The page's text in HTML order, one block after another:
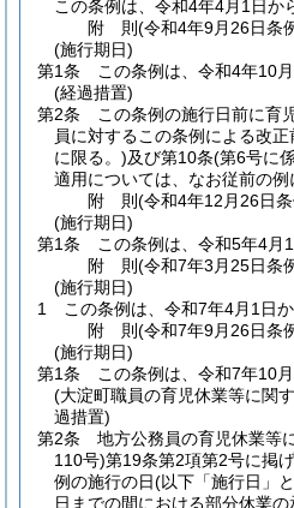
この条例は、令和4年4月1日か
附 則(令和4年9月26日条
(施行期日)
第1条
この条例は、令和4年10
(経過措置)
第2条
この条例の施行日前に育
員に対するこの条例による改正
に限る。)及び第10条(第6号に
適用については、なお従前の例
附 則(令和4年12月26日
(施行期日)
第1条
この条例は、令和5年4月
附 則(令和7年3月25日条
(施行期日)
1
この条例は、令和7年4月1日か
附 則(令和7年9月26日条
(施行期日)
第1条
この条例は、令和7年10
(大淀町職員の育児休業等に関
過措置)
第2条
地方公務員の育児休業等
110号)第19条第2項第2号に掲
例の施行の日(以下「施行日」
日までの間における部分休業